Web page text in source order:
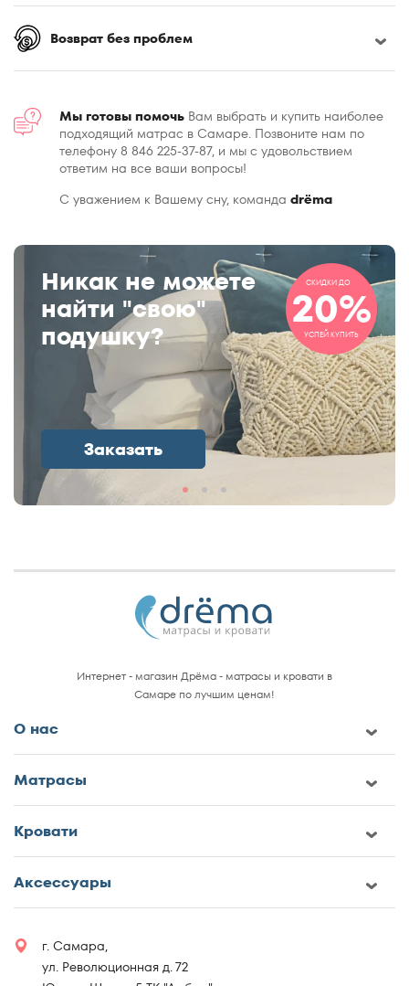
Возврат без проблем
Мы готовы помочь Вам выбрать и купить наиболее
подходящий матрас в Самаре. Позвоните нам по
телефону 8 846 225-37-87, и мы с удовольствием
ответим на все ваши вопросы!
С уважением к Вашему сну, команда drёma
Никак не можете
найти "свою"
подушку?
Заказать
СКИДКИ ДО
20%
УСПЕЙ КУПИТЬ
Интернет - магазин Дрёма - матрасы и кровати в
Самаре по лучшим ценам!
О нас
Матрасы
Кровати
Аксессуары
г. Самара,
ул. Революционная д. 72